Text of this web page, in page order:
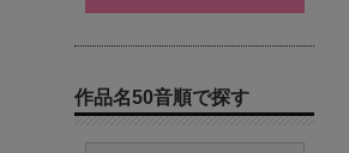
作品名50音順で探す